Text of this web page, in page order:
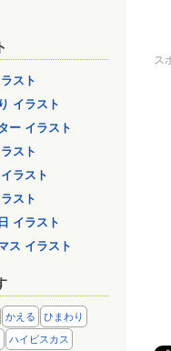
ス
スト
イラスト
ー イラスト
スト
ラスト
スト
イラスト
ス イラスト
かえる ひまわり
ハイビスカス